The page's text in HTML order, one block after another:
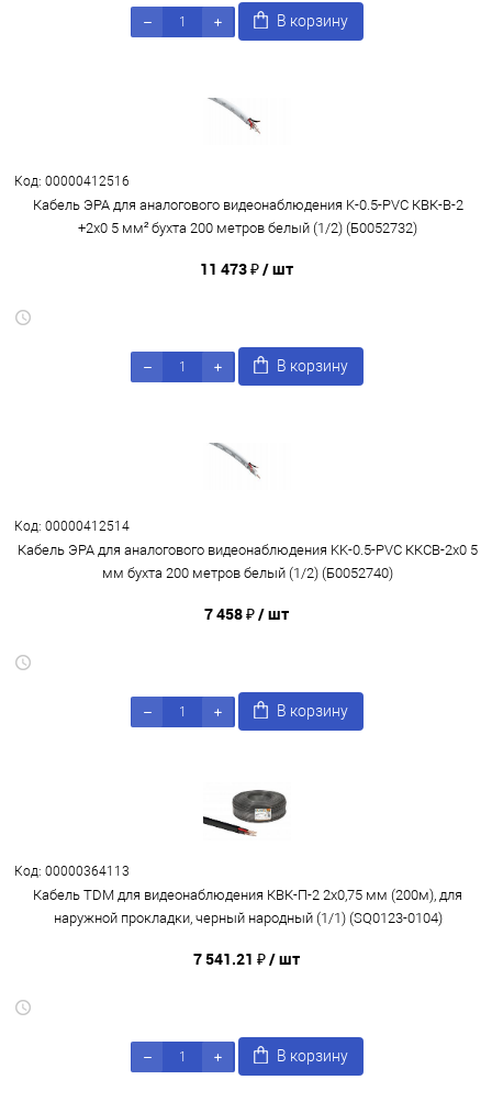
В корзину
Код: 00000412516
Кабель ЭРА для аналогового видеонаблюдения K-0.5-PVC КВК-В-2
+2x0 5 мм² бухта 200 метров белый (1/2) (Б0052732)
11 473 ₽/ шт
В корзину
Код: 00000412514
Кабель ЭРА для аналогового видеонаблюдения KK-0.5-PVC ККСВ-2x0 5
мм бухта 200 метров белый (1/2) (Б0052740)
7 458 ₽/ шт
В корзину
Код: 00000364113
Кабель TDM для видеонаблюдения КВК-П-2 2х0,75 мм (200м), для
наружной прокладки, черный народный (1/1) (SQ0123-0104)
7 541.21 ₽/ шт
В корзину